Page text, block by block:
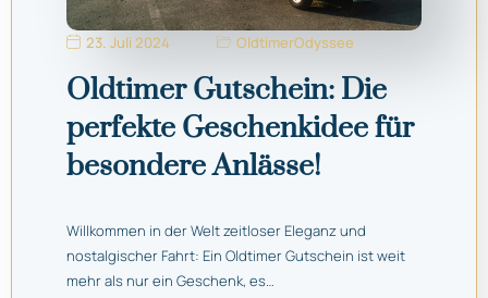
23. Juli 2024 OldtimerOdyssee
Oldtimer Gutschein: Die
perfekte Geschenkidee für
besondere Anlässe!
Willkommen in der Welt zeitloser Eleganz und
nostalgischer Fahrt: Ein Oldtimer Gutschein ist weit
mehr als nur ein Geschenk, es…